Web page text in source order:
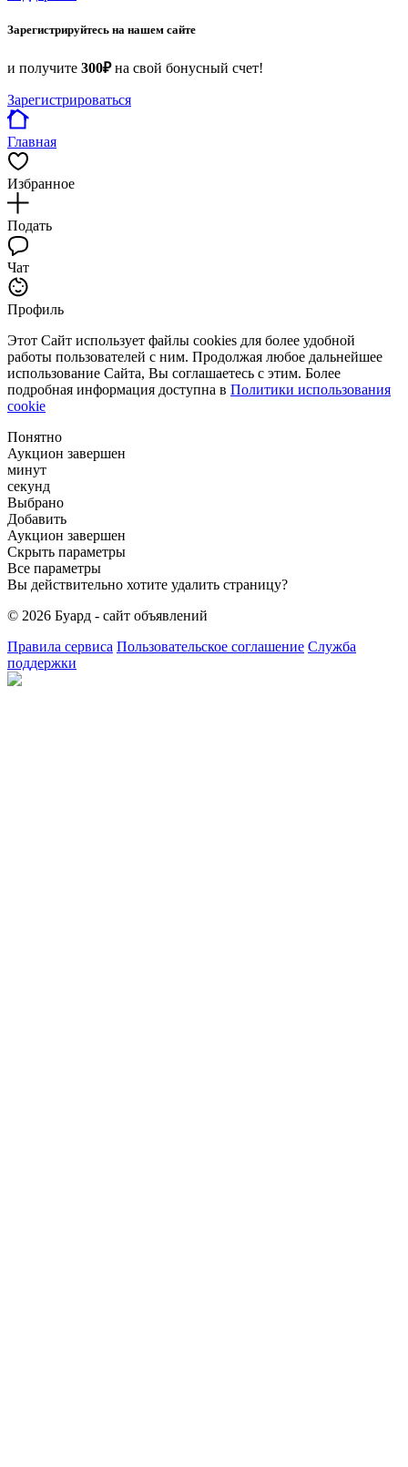
Зарегистрируйтесь на нашем сайте
и получите 300₽на свой бонусный счет!
Зарегистрироваться
Главная
Избранное
Подать
Чат
Профиль
Этот Сайт использует файлы cookies для более удобной
работы пользователей с ним. Продолжая любое дальнейшее
использование Сайта, Вы соглашаетесь с этим. Более
подробная информация доступна в Политики использования
cookie
Понятно
Аукцион завершен
минут
секунд
Выбрано
Добавить
Аукцион завершен
Скрыть параметры
Все параметры
Вы действительно хотите удалить страницу?
© 2026 Буард - сайт объявлений
Правила сервиса Пользовательское соглашение Служба
поддержки